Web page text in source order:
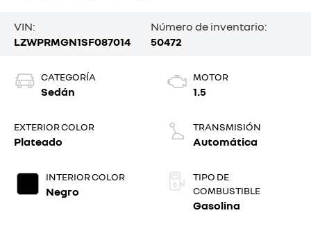
VIN:
LZWPRMGN1SF087014
Número de inventario:
50472
CATEGORÍA
Sedán
EXTERIOR COLOR
Plateado
INTERIOR COLOR
Negro
MOTOR
1.5
TRANSMISIÓN
Automática
TIPO DE
COMBUSTIBLE
Gasolina